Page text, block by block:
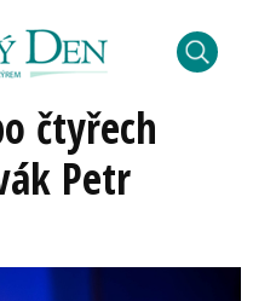
čtyřech
Petr